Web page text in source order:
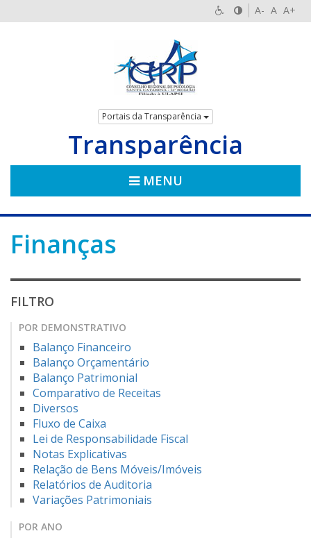
A- A A+
Portais da Transparência
Transparência
MENU
Finanças
FILTRO
POR DEMONSTRATIVO
Balanço Financeiro
Balanço Orçamentário
Balanço Patrimonial
Comparativo de Receitas
Diversos
Fluxo de Caixa
Lei de Responsabilidade Fiscal
Notas Explicativas
Relação de Bens Móveis/Imóveis
Relatórios de Auditoria
Variações Patrimoniais
POR ANO